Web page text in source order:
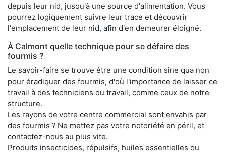
depuis leur nid, jusqu'à une source d'alimentation. Vous
pourrez logiquement suivre leur trace et découvrir
l'emplacement de leur nid, afin d'en demeurer éloigné.
À Calmont quelle technique pour se défaire des
fourmis ?
Le savoir-faire se trouve être une condition sine qua non
pour éradiquer des fourmis, d'où l'importance de laisser ce
travail à des techniciens du travail, comme ceux de notre
structure.
Les rayons de votre centre commercial sont envahis par
des fourmis ? Ne mettez pas votre notoriété en péril, et
contactez-nous au plus vite.
Produits insecticides, répulsifs, huiles essentielles ou